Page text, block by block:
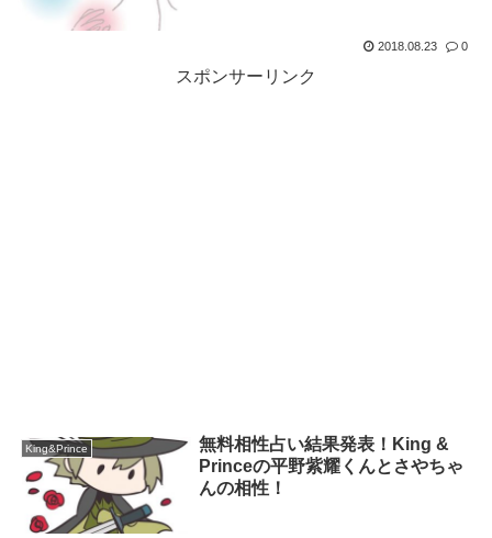
2018.08.23 0
スポンサーリンク
King&Prince
無料相性占い結果発表！King &
Princeの平野紫耀くんとさやちゃ
んの相性！